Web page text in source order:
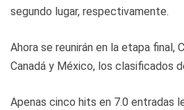
segundo lugar, respectivamente.
Ahora se reunirán en la etapa final,
Canadá y México, los clasificados
Apenas cinco hits en 7.0 entradas